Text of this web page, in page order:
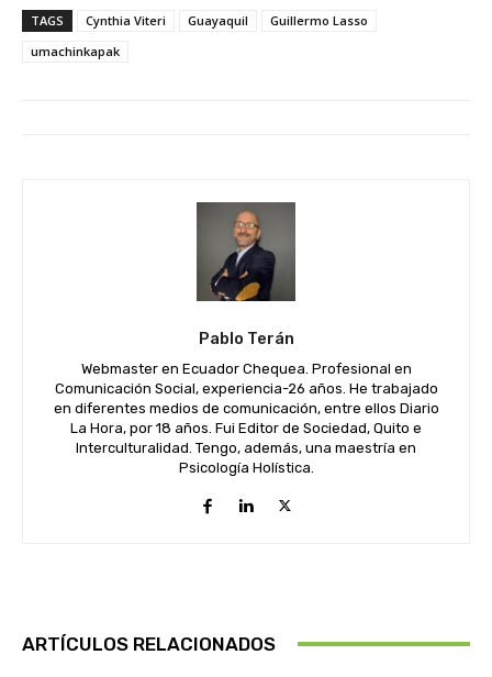
TAGS Cynthia Viteri Guayaquil
Guillermo Lasso
umachinkapak
Pablo Terán
Webmaster en Ecuador Chequea. Profesional en
Comunicación Social, experiencia-26 años. He trabajado
en diferentes medios de comunicación, entre ellos Diario
La Hora, por 18 años. Fui Editor de Sociedad, Quito e
Interculturalidad. Tengo, además, una maestría en
Psicología Holística.
ARTÍCULOS RELACIONADOS